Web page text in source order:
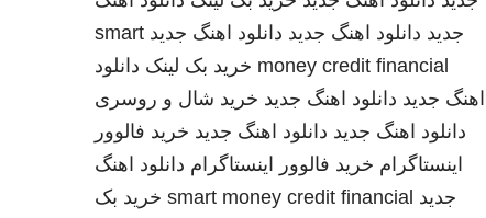
جدید دانلود اهنگ جدید دانلود اهنگ جدید smart
money credit financial خرید بک لینک دانلود
اهنگ جدید دانلود اهنگ جدید خرید شال و روسری
دانلود اهنگ جدید دانلود اهنگ جدید خرید فالوور
اینستاگرام خرید فالوور اینستاگرام دانلود اهنگ
جدید smart money credit financial خرید بک